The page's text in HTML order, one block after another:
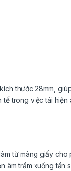
thước 28mm,
trong việc tái
từ màng giấy cho
âm trầm xuống